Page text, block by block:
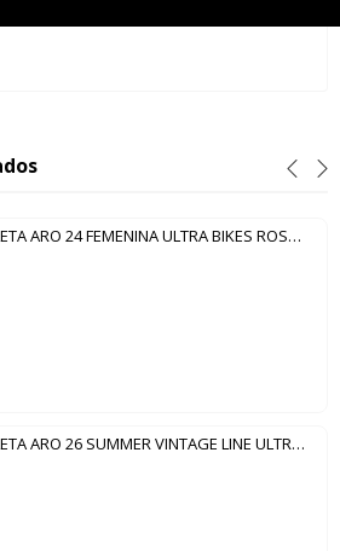
BICICLETA ARO 24 FEMENINA ULTRA BIKES ROSA | BLANCO
BICICLETA ARO 26 SUMMER VINTAGE LINE ULTRA BIKES AZUL | BLANCO